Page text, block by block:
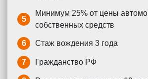
5
Минимум 25% от цены
собственных средств
6 Стаж вождения 3 года
7 Гражданство РФ